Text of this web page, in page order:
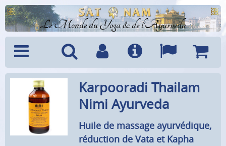
Le Monde du Yoga & de l'Ayurveda
Menu Recherche
CompteInfo LanguesPanier
Karpooradi Thailam
Nimi Ayurveda
Huile de massage ayurvédique,
réduction de Vata et Kapha